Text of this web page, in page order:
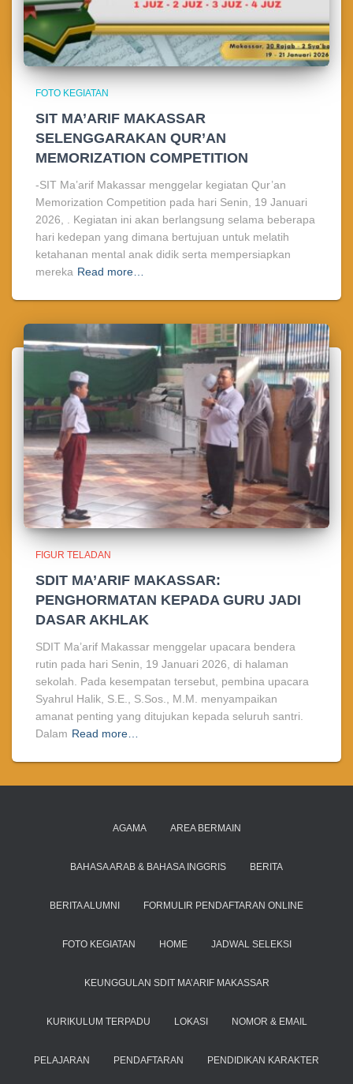
FOTO KEGIATAN
SIT MA’ARIF MAKASSAR
SELENGGARAKAN QUR’AN
MEMORIZATION COMPETITION
-SIT Ma’arif Makassar menggelar kegiatan Qur’an
Memorization Competition pada hari Senin, 19 Januari
2026, . Kegiatan ini akan berlangsung selama beberapa
hari kedepan yang dimana bertujuan untuk melatih
ketahanan mental anak didik serta mempersiapkan
mereka Read more…
FIGUR TELADAN
SDIT MA’ARIF MAKASSAR:
PENGHORMATAN KEPADA GURU JADI
DASAR AKHLAK
SDIT Ma’arif Makassar menggelar upacara bendera
rutin pada hari Senin, 19 Januari 2026, di halaman
sekolah. Pada kesempatan tersebut, pembina upacara
Syahrul Halik, S.E., S.Sos., M.M. menyampaikan
amanat penting yang ditujukan kepada seluruh santri.
Dalam Read more…
AGAMA AREA BERMAIN
BAHASA ARAB & BAHASA INGGRIS BERITA
BERITA ALUMNI FORMULIR PENDAFTARAN ONLINE
FOTO KEGIATAN HOME JADWAL SELEKSI
KEUNGGULAN SDIT MA’ARIF MAKASSAR
KURIKULUM TERPADU LOKASI NOMOR & EMAIL
PELAJARAN PENDAFTARAN PENDIDIKAN KARAKTER